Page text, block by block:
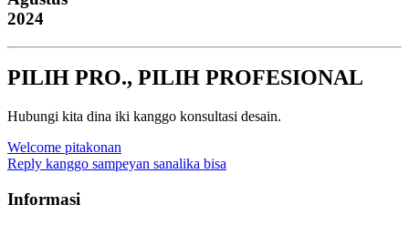
2024
PILIH PRO., PILIH PROFESIONAL
Hubungi kita dina iki kanggo konsultasi desain.
Welcome pitakonan
Reply kanggo sampeyan sanalika bisa
Informasi